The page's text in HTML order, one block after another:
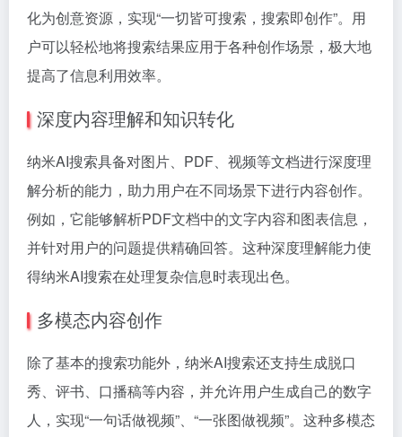
化为创意资源，实现“一切皆可搜索，搜索即创作”。用
户可以轻松地将搜索结果应用于各种创作场景，极大地
提高了信息利用效率。
深度内容理解和知识转化
纳米AI搜索具备对图片、PDF、视频等文档进行深度理
解分析的能力，助力用户在不同场景下进行内容创作。
例如，它能够解析PDF文档中的文字内容和图表信息，
并针对用户的问题提供精确回答。这种深度理解能力使
得纳米AI搜索在处理复杂信息时表现出色。
多模态内容创作
除了基本的搜索功能外，纳米AI搜索还支持生成脱口
秀、评书、口播稿等内容，并允许用户生成自己的数字
人，实现“一句话做视频”、“一张图做视频”。这种多模态